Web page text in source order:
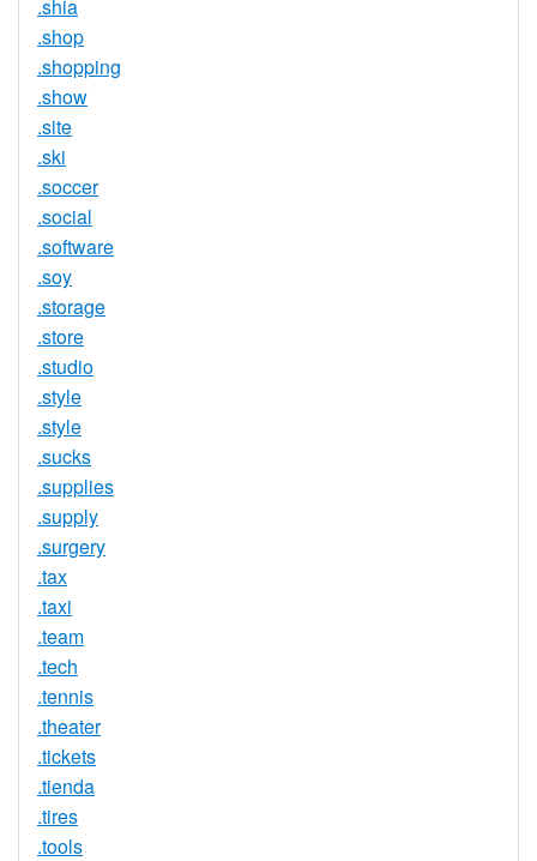
.shia
.shop
.shopping
.show
.site
.ski
.soccer
.social
.software
.soy
.storage
.store
.studio
.style
.style
.sucks
.supplies
.supply
.surgery
.tax
.taxi
.team
.tech
.tennis
.theater
.tickets
.tienda
.tires
.tools